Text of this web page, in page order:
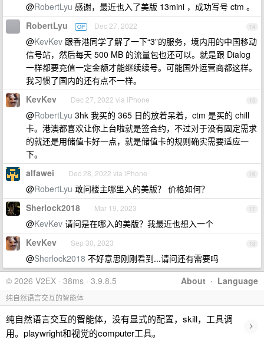
@RobertLyu 感谢，最近也入了美版 13mini ，成功写号 ctm 。
14
RobertLyu OP Dec 27, 2022
@KevKev 跟香港同学了解了一下“3”的服务，境内用的中国移动
信号站，然后每天 500 MB 的流量包也还可以。就是跟 Dialog
一样都要充值一定金额才能继续续号。可能国外运营商都这样。
我习惯了国内的还有点不一样。
15
KevKev Dec 27, 2022 via iPhone
@RobertLyu 3hk 我买的 365 日的放着呆着，ctm 是买的 chill
卡。港澳都喜欢让你上台啦就是签合约，不过对于没有固定需求
的就还是用储值卡好一点，就是储值卡的规则确实需要适应一
下。
16
alfawei Dec 28, 2022 via iPhone
@RobertLyu 敢问楼主哪里入的美版？ 价格如何？
17
Sherlock2018 Mar 19, 2023
@KevKev 请问是在哪入的美版？我最近也想入一个
18
KevKev Sep 30, 2023
@Sherlock2018 不好意思刚刚看到...请问还有需要吗
About · Language
© 2026 V2EX · 38ms · 3.9.8.5
纯自然语言交互的智能体
纯自然语言交互的智能体，没有显式的配置，skill，工具调
用。playwright和视觉的computer工具。
›